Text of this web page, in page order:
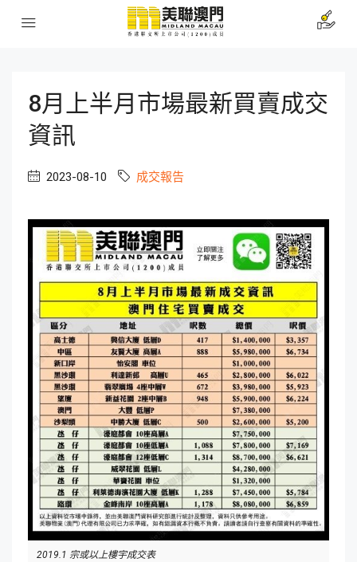
8月上半月市場最新買賣成交
資訊
2023-08-10 成交報告
2019.1 宗或以上樓宇成交表